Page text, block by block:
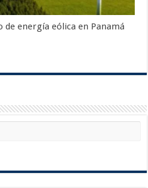
energía eólica en Panamá